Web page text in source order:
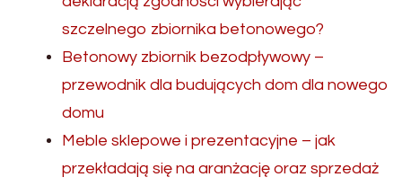
szczelnego zbiornika betonowego?
Betonowy zbiornik bezodpływowy –
przewodnik dla budujących dom dla nowego
domu
Meble sklepowe i prezentacyjne – jak
przekładają się na aranżację oraz sprzedaż